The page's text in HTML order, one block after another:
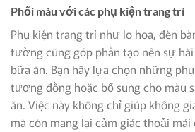
Phối màu với các phụ kiện trang trí
Phụ kiện trang trí như lọ hoa, đèn
tường cũng góp phần tạo nên sự
bữa ăn. Bạn hãy lựa chọn những
tương đồng hoặc bổ sung cho màu
ăn. Việc này không chỉ giúp không
mà còn mang lại cảm giác thoải